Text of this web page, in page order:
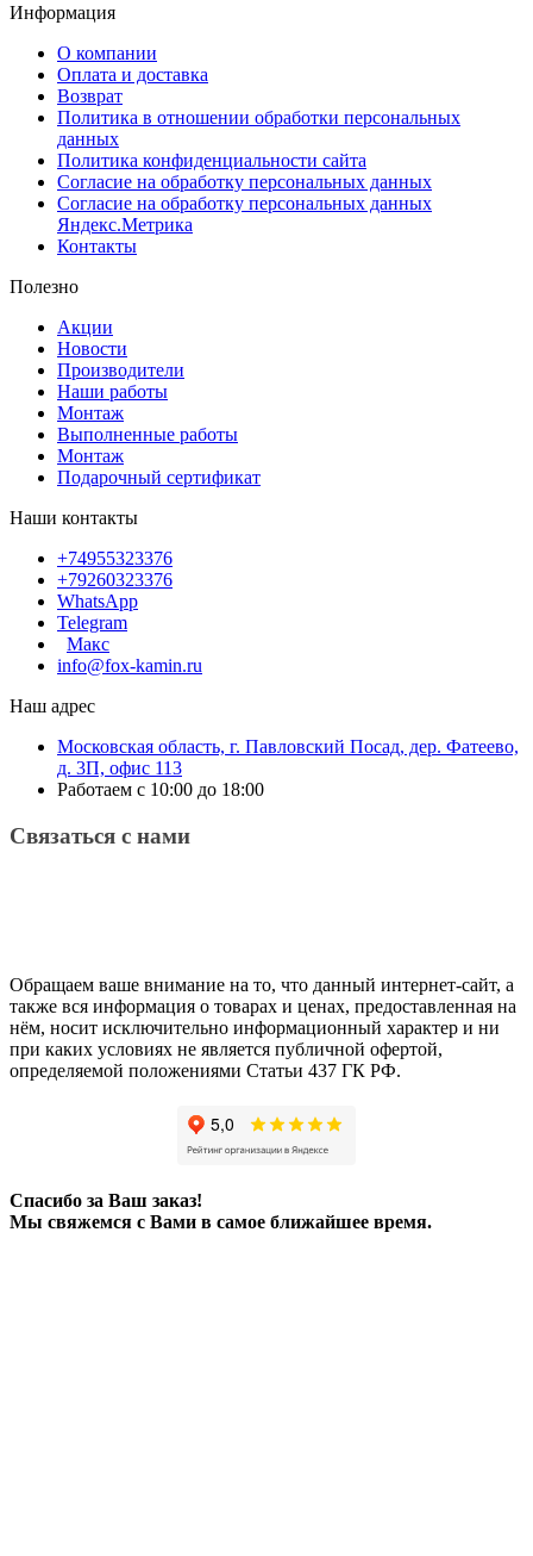
Информация
О компании
Оплата и доставка
Возврат
Политика в отношении обработки персональных
данных
Политика конфиденциальности сайта
Согласие на обработку персональных данных
Согласие на обработку персональных данных
Яндекс.Метрика
Контакты
Полезно
Акции
Новости
Производители
Наши работы
Монтаж
Выполненные работы
Монтаж
Подарочный сертификат
Наши контакты
+74955323376
+79260323376
WhatsApp
Telegram
Макс
info@fox-kamin.ru
Наш адрес
Московская область, г. Павловский Посад, дер. Фатеево,
д. 3П, офис 113
Работаем с 10:00 до 18:00
Связаться с нами
Обращаем ваше внимание на то, что данный интернет-сайт, а
также вся информация о товарах и ценах, предоставленная на
нём, носит исключительно информационный характер и ни
при каких условиях не является публичной офертой,
определяемой положениями Статьи 437 ГК РФ.
Спасибо за Ваш заказ!
Мы свяжемся с Вами в самое ближайшее время.